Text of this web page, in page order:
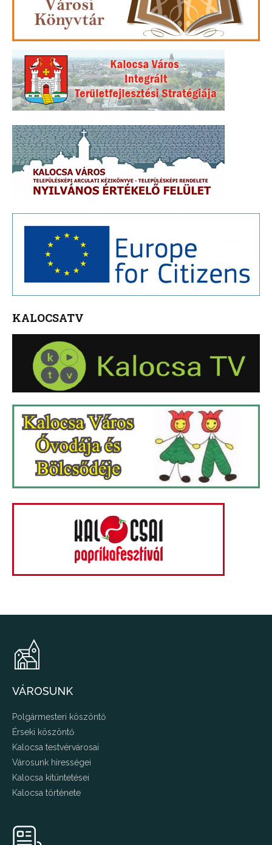
KALOCSATV
VÁROSUNK
Polgármesteri köszöntő
Érseki köszöntő
Kalocsa testvérvárosai
Városunk hírességei
Kalocsa kitüntetései
Kalocsa története